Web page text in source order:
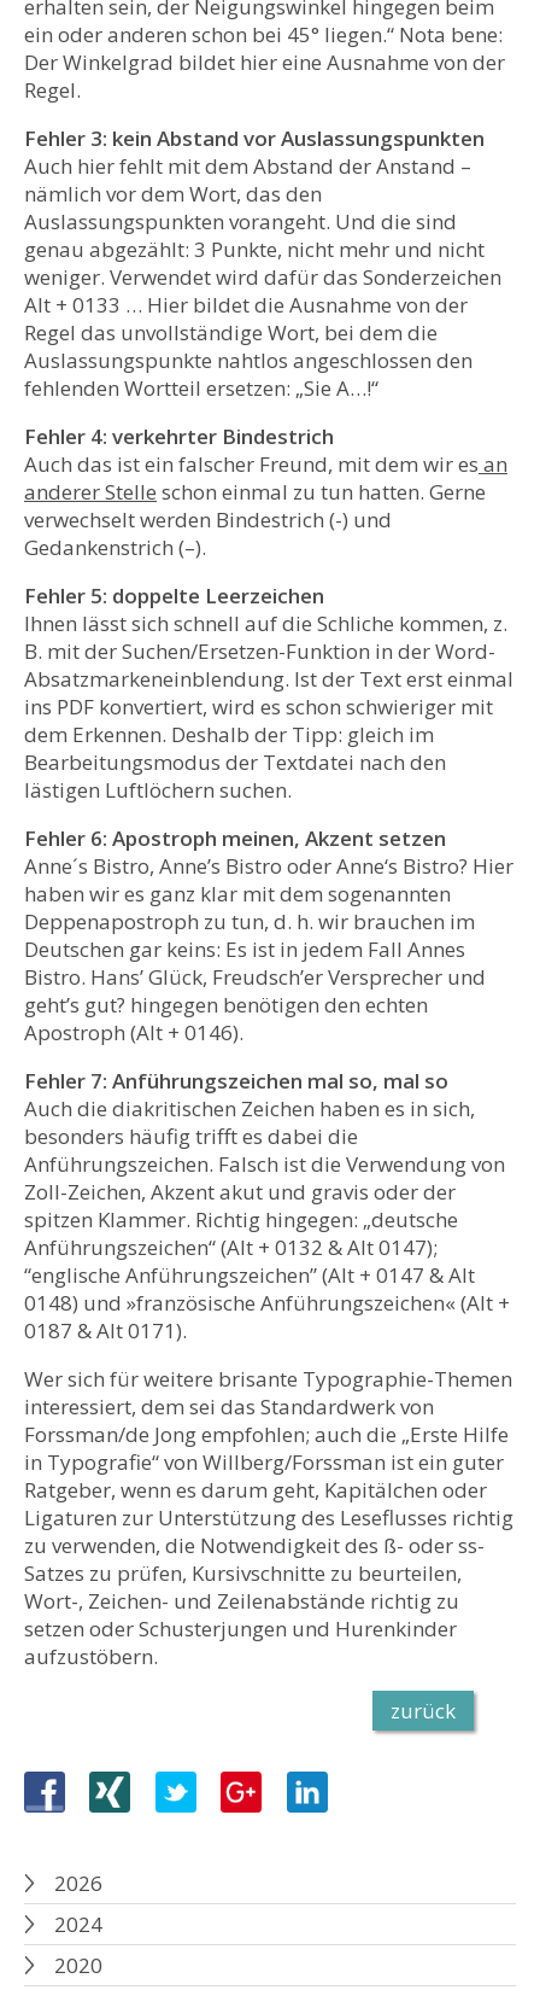
erhalten sein, der Neigungswinkel hingegen beim
ein oder anderen schon bei 45° liegen.“ Nota bene:
Der Winkelgrad bildet hier eine Ausnahme von der
Regel.
Fehler 3: kein Abstand vor Auslassungspunkten
Auch hier fehlt mit dem Abstand der Anstand –
nämlich vor dem Wort, das den
Auslassungspunkten vorangeht. Und die sind
genau abgezählt: 3 Punkte, nicht mehr und nicht
weniger. Verwendet wird dafür das Sonderzeichen
Alt + 0133 … Hier bildet die Ausnahme von der
Regel das unvollständige Wort, bei dem die
Auslassungspunkte nahtlos angeschlossen den
fehlenden Wortteil ersetzen: „Sie A…!“
Fehler 4: verkehrter Bindestrich
Auch das ist ein falscher Freund, mit dem wir es an
anderer Stelle schon einmal zu tun hatten. Gerne
verwechselt werden Bindestrich (-) und
Gedankenstrich (–).
Fehler 5: doppelte Leerzeichen
Ihnen lässt sich schnell auf die Schliche kommen, z.
B. mit der Suchen/Ersetzen-Funktion in der Word-
Absatzmarkeneinblendung. Ist der Text erst einmal
ins PDF konvertiert, wird es schon schwieriger mit
dem Erkennen. Deshalb der Tipp: gleich im
Bearbeitungsmodus der Textdatei nach den
lästigen Luftlöchern suchen.
Fehler 6: Apostroph meinen, Akzent setzen
Anne´s Bistro, Anne’s Bistro oder Anne‘s Bistro? Hier
haben wir es ganz klar mit dem sogenannten
Deppenapostroph zu tun, d. h. wir brauchen im
Deutschen gar keins: Es ist in jedem Fall Annes
Bistro. Hans’ Glück, Freudsch’er Versprecher und
geht’s gut? hingegen benötigen den echten
Apostroph (Alt + 0146).
Fehler 7: Anführungszeichen mal so, mal so
Auch die diakritischen Zeichen haben es in sich,
besonders häufig trifft es dabei die
Anführungszeichen. Falsch ist die Verwendung von
Zoll-Zeichen, Akzent akut und gravis oder der
spitzen Klammer. Richtig hingegen: „deutsche
Anführungszeichen“ (Alt + 0132 & Alt 0147);
“englische Anführungszeichen” (Alt + 0147 & Alt
0148) und »französische Anführungszeichen« (Alt +
0187 & Alt 0171).
Wer sich für weitere brisante Typographie-Themen
interessiert, dem sei das Standardwerk von
Forssman/de Jong empfohlen; auch die „Erste Hilfe
in Typografie“ von Willberg/Forssman ist ein guter
Ratgeber, wenn es darum geht, Kapitälchen oder
Ligaturen zur Unterstützung des Leseflusses richtig
zu verwenden, die Notwendigkeit des ß- oder ss-
Satzes zu prüfen, Kursivschnitte zu beurteilen,
Wort-, Zeichen- und Zeilenabstände richtig zu
setzen oder Schusterjungen und Hurenkinder
aufzustöbern.
zurück
2026
2024
2020